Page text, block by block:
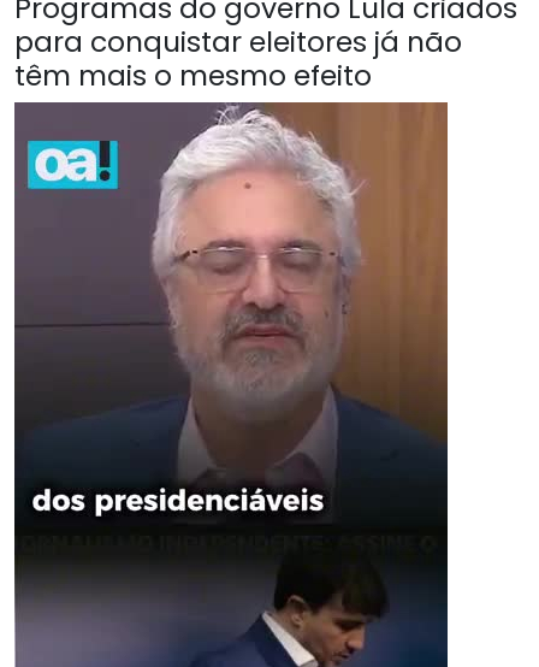
Programas do governo Lula criados
para conquistar eleitores já não
têm mais o mesmo efeito